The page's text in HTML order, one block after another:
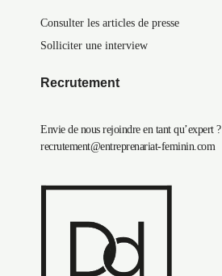
Consulter les articles de presse
Solliciter une interview
Recrutement
Envie de nous rejoindre en tant qu’expert ?
recrutement@entreprenariat-feminin.com